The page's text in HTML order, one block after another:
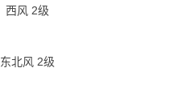
西风 2级
东北风 2级